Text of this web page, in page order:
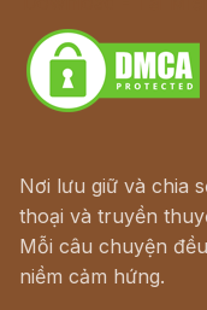
Nơi lưu giữ và chia
thoại và truyền
Mỗi câu chuyện
niềm cảm hứng.